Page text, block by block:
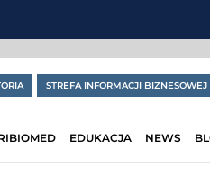
STREFA INFORMACJI BIZNESOWEJ
EDUKACJA NEWS